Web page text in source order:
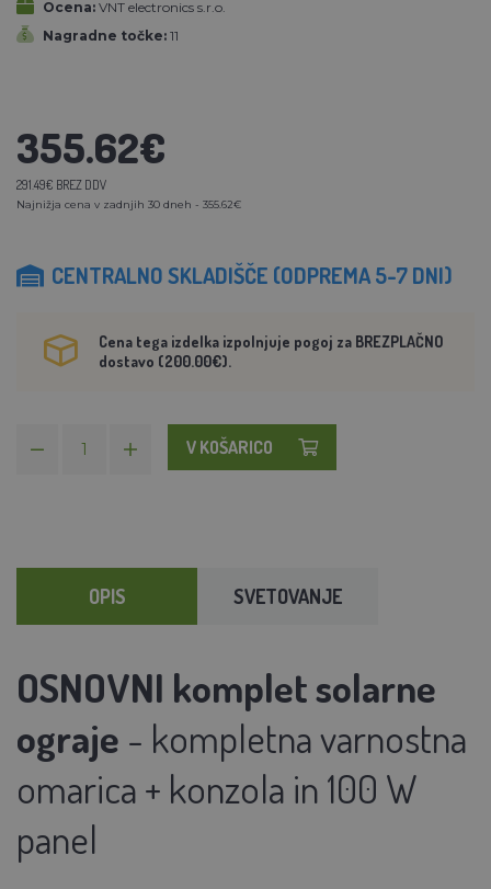
Ocena: VNT electronics s.r.o.
Nagradne točke: 11
355.62€
291.49€ BREZ DDV
Najnižja cena v zadnjih 30 dneh - 355.62€
CENTRALNO SKLADIŠČE (ODPREMA 5-7 DNI)
Cena tega izdelka izpolnjuje pogoj za BREZPLAČNO
dostavo (200.00€).
V KOŠARICO
OPIS SVETOVANJE
OSNOVNI komplet solarne
ograje - kompletna varnostna
omarica + konzola in 100 W
panel